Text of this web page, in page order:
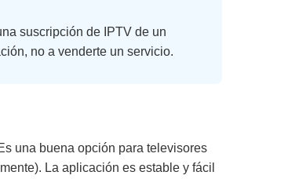
suscripción de IPTV de un
no a venderte un servicio.
una buena opción para televisores
La aplicación es estable y fácil